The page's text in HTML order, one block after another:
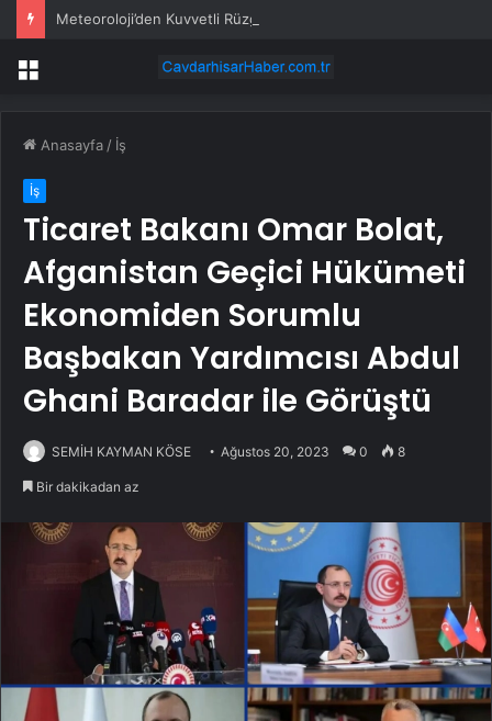
Meteoroloji’den Kuvvetli Rüzgar ve Sağanak Uyarısı
Menü
Anasayfa / İş
İş
Ticaret Bakanı Omar Bolat,
Afganistan Geçici Hükümeti
Ekonomiden Sorumlu
Başbakan Yardımcısı Abdul
Ghani Baradar ile Görüştü
SEMİH KAYMAN KÖSE Ağustos 20, 2023 0 8
Bir dakikadan az